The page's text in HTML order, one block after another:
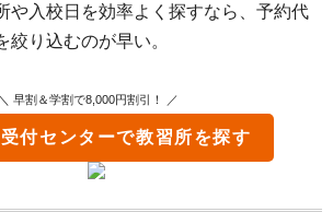
や入校日を効率よく探すなら、予約代
り込むのが早い。
＼ 早割＆学割で8,000円割引！ ／
付センターで教習所を探す